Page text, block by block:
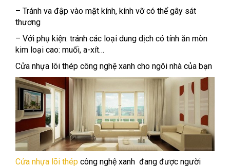
– Tránh va đập vào mặt kính, kính vỡ có thể gây sát
thương
– Với phụ kiện: tránh các loại dung dịch có tính ăn mòn
kim loại cao: muối, a-xít…
Cửa nhựa lõi thép công nghệ xanh cho ngôi nhà của bạn
Cửa nhựa lõi thép công nghệ xanh đang được người